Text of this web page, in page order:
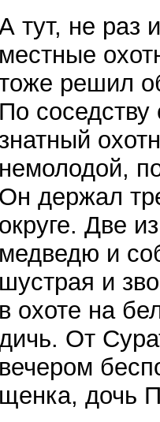
тут, не раз
местные
решил
По
знатный
немолодой,
Он держал
округе. Две
медведю и
шустрая и
в охоте на
От
вечером
щенка, дочь